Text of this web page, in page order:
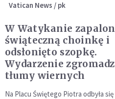
Vatican News / pk
W Watykanie
świąteczną choinkę i
odsłonięto szopkę.
Wydarzenie
tłumy wiernych
Na Placu Świętego Piotra odbyła